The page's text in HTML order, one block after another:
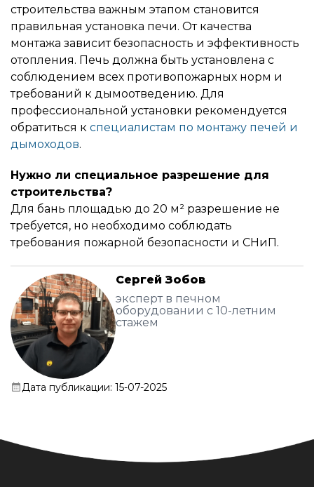
строительства важным этапом становится
правильная установка печи. От качества
монтажа зависит безопасность и эффективность
отопления. Печь должна быть установлена с
соблюдением всех противопожарных норм и
требований к дымоотведению. Для
профессиональной установки рекомендуется
обратиться к специалистам по монтажу печей и
дымоходов.
Нужно ли специальное разрешение для
строительства?
Для бань площадью до 20 м² разрешение не
требуется, но необходимо соблюдать
требования пожарной безопасности и СНиП.
Сергей Зобов
эксперт в печном
оборудовании с 10-летним
стажем
Дата публикации: 15-07-2025